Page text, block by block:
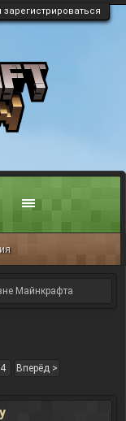
зарегистрироваться
Майнкрафта
Вперёд >